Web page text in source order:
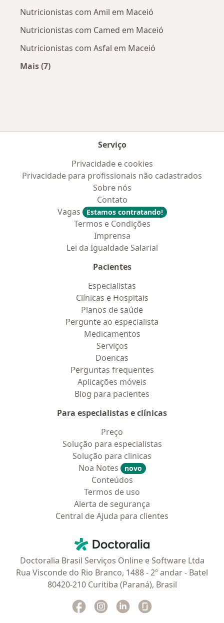
Nutricionistas com Amil em Maceió
Nutricionistas com Camed em Maceió
Nutricionistas com Asfal em Maceió
Mais (7)
Serviço
Privacidade e cookies
Privacidade para profissionais não cadastrados
Sobre nós
Contato
Vagas
Estamos contratando!
Termos e Condições
Imprensa
Lei da Igualdade Salarial
Pacientes
Especialistas
Clínicas e Hospitais
Planos de saúde
Pergunte ao especialista
Medicamentos
Serviços
Doencas
Perguntas frequentes
Aplicações móveis
Blog para pacientes
Para especialistas e clínicas
Preço
Solução para especialistas
Solução para clinicas
Noa Notes
novo
Conteúdos
Termos de uso
Alerta de segurança
Central de Ajuda para clientes
Doctoralia - Homepage
Doctoralia Brasil Serviços Online e Software Ltda
Rua Visconde do Rio Branco, 1488 - 2º andar - Batel
80420-210 Curitiba (Paraná), Brasil
Facebook
abre num novo separador
Instagram
abre num novo separador
Linkedin
abre num novo